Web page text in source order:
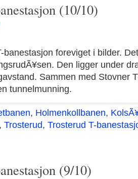
(10/10)
banestasjon foreviget i bilder.
Den ligger under
Sammen med Stovner
tunnelmunning.
, Holmenkollbanen,
, Trosterud, Trosterud T-
(9/10)